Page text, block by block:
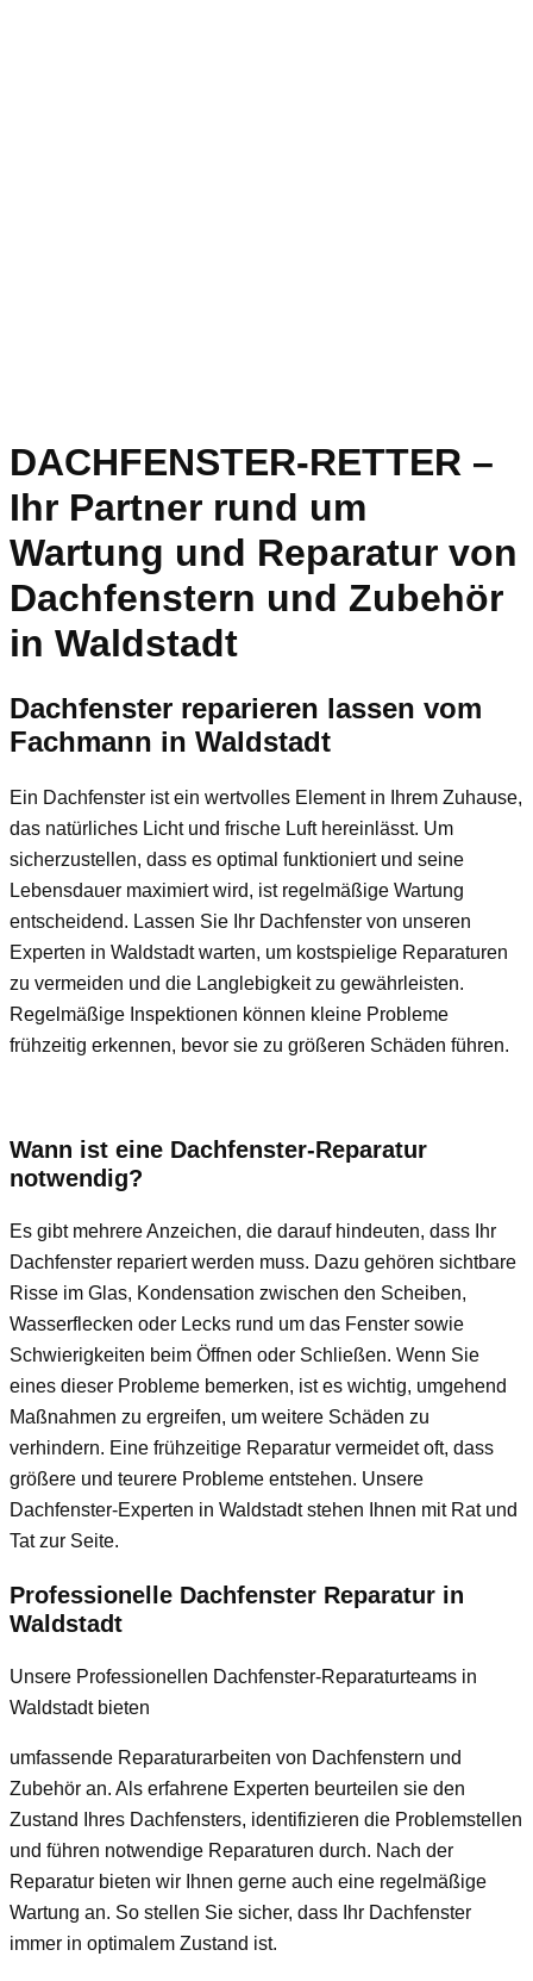
DACHFENSTER-RETTER –
Ihr Partner rund um
Wartung und Reparatur von
Dachfenstern und Zubehör
in Waldstadt
Dachfenster reparieren lassen vom
Fachmann in Waldstadt
Ein Dachfenster ist ein wertvolles Element in Ihrem Zuhause,
das natürliches Licht und frische Luft hereinlässt. Um
sicherzustellen, dass es optimal funktioniert und seine
Lebensdauer maximiert wird, ist regelmäßige Wartung
entscheidend. Lassen Sie Ihr Dachfenster von unseren
Experten in Waldstadt warten, um kostspielige Reparaturen
zu vermeiden und die Langlebigkeit zu gewährleisten.
Regelmäßige Inspektionen können kleine Probleme
frühzeitig erkennen, bevor sie zu größeren Schäden führen.
Wann ist eine Dachfenster-Reparatur
notwendig?
Es gibt mehrere Anzeichen, die darauf hindeuten, dass Ihr
Dachfenster repariert werden muss. Dazu gehören sichtbare
Risse im Glas, Kondensation zwischen den Scheiben,
Wasserflecken oder Lecks rund um das Fenster sowie
Schwierigkeiten beim Öffnen oder Schließen. Wenn Sie
eines dieser Probleme bemerken, ist es wichtig, umgehend
Maßnahmen zu ergreifen, um weitere Schäden zu
verhindern. Eine frühzeitige Reparatur vermeidet oft, dass
größere und teurere Probleme entstehen. Unsere
Dachfenster-Experten in Waldstadt stehen Ihnen mit Rat und
Tat zur Seite.
Professionelle Dachfenster Reparatur in
Waldstadt
Unsere Professionellen Dachfenster-Reparaturteams in
Waldstadt bieten
umfassende Reparaturarbeiten von Dachfenstern und
Zubehör an. Als erfahrene Experten beurteilen sie den
Zustand Ihres Dachfensters, identifizieren die Problemstellen
und führen notwendige Reparaturen durch. Nach der
Reparatur bieten wir Ihnen gerne auch eine regelmäßige
Wartung an. So stellen Sie sicher, dass Ihr Dachfenster
immer in optimalem Zustand ist.